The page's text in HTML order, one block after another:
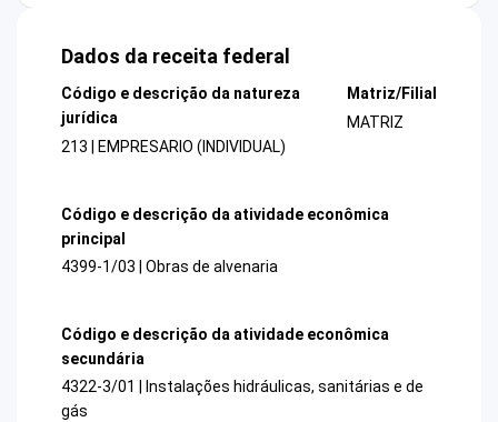
Dados da receita federal
Código e descrição da natureza
jurídica
213 | EMPRESARIO (INDIVIDUAL)
Matriz/Filial
MATRIZ
Código e descrição da atividade econômica
principal
4399-1/03 | Obras de alvenaria
Código e descrição da atividade econômica
secundária
4322-3/01 | Instalações hidráulicas, sanitárias e de
gás